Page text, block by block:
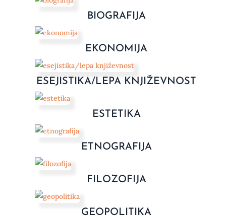
BIOGRAFIJA
EKONOMIJA
ESEJISTIKA/LEPA KNJIŽEVNOST
ESTETIKA
ETNOGRAFIJA
FILOZOFIJA
GEOPOLITIKA